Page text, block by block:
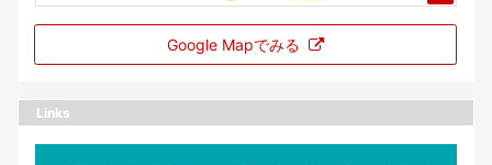
Google Mapでみる
Links